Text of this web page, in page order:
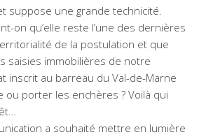
suppose une grande technicité.
on qu’elle reste l’une des dernières
de la postulation et que
saisies immobilières de notre
inscrit au barreau du Val-de-Marne
ou porter les enchères ? Voilà qui
a souhaité mettre en lumière